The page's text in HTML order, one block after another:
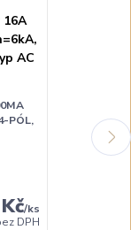
PÓL,
/ks
DPH
PROUDOVÝ
IN=25A,